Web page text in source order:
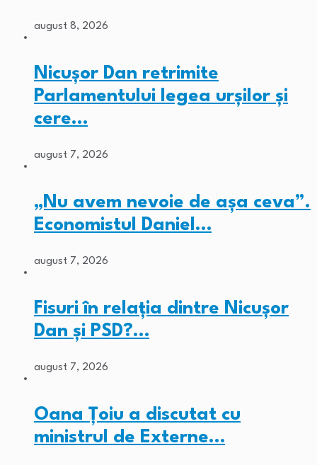
august 8, 2026
Nicușor Dan retrimite
Parlamentului legea urșilor și
cere…
august 7, 2026
„Nu avem nevoie de așa ceva”.
Economistul Daniel…
august 7, 2026
Fisuri în relația dintre Nicușor
Dan și PSD?…
august 7, 2026
Oana Țoiu a discutat cu
ministrul de Externe…